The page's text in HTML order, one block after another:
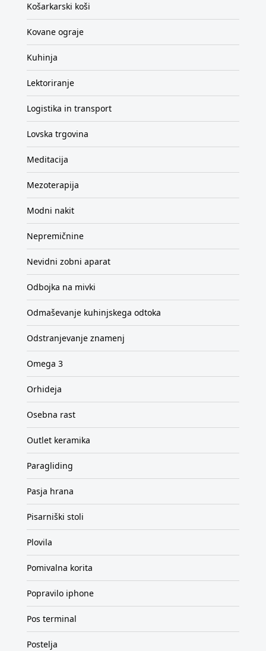
Košarkarski koši
Kovane ograje
Kuhinja
Lektoriranje
Logistika in transport
Lovska trgovina
Meditacija
Mezoterapija
Modni nakit
Nepremičnine
Nevidni zobni aparat
Odbojka na mivki
Odmaševanje kuhinjskega odtoka
Odstranjevanje znamenj
Omega 3
Orhideja
Osebna rast
Outlet keramika
Paragliding
Pasja hrana
Pisarniški stoli
Plovila
Pomivalna korita
Popravilo iphone
Pos terminal
Postelja